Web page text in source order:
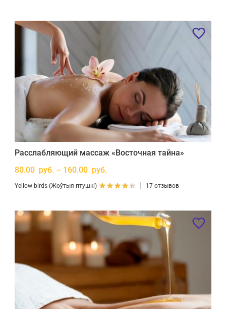
Расслабляющий массаж «Восточная тайна»
80.00 руб. – 160.00 руб.
Yellow birds (Жоўтыя птушкі) 17 отзывов